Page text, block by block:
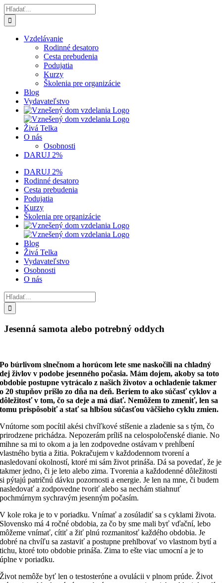
Skip
to
content
Hľadať:
Vzdelávanie
Rodinné desatoro
Cesta prebudenia
Podujatia
Kurzy
Školenia pre organizácie
Blog
Vydavateľstvo
Živá Telka
O nás
Osobnosti
DARUJ 2%
DARUJ 2%
Rodinné desatoro
Cesta prebudenia
Podujatia
Kurzy
Školenia pre organizácie
Blog
Živá Telka
Vydavateľstvo
Osobnosti
O nás
Hľadať:
Jesenná samota alebo potrebný oddych
Po búrlivom slnečnom a horúcom lete sme naskočili na chladný
dej živlov v podobe jesenného počasia. Mám dojem, akoby sa toto
obdobie postupne vytrácalo z našich životov a ochladenie takmer
o 20 stupňov prišlo zo dňa na deň. Beriem to ako súčasť cyklov a
dôležitosť v tom, čo sa deje a má diať. Nemôžem to zmeniť, len sa
tomu prispôsobiť a stať sa hlbšou súčasťou väčšieho cyklu zmien.
Vnútorne som pocítil akési chvíľkové stíšenie a zladenie sa s tým, čo
prirodzene prichádza. Nepozerám príliš na celospoločenské dianie. No
mihne sa mi to okom a ja len zodpovedne ostávam v prehĺbení
vlastného bytia a žitia. Pokračujem v každodennom tvorení a
nasledovaní okolností, ktoré mi sám život prináša. Dá sa povedať, že je
takmer jedno, či je leto alebo zima. Tvorenia a každodenné dôležitosti
si pýtajú patričnú dávku pozornosti a energie. Je len na mne, či budem
nasledovať a zodpovedne tvoriť alebo sa nechám stiahnuť
pochmúrnym sychravým jesenným počasím.
V kole roka je to v poriadku. Vnímať a zosúladiť sa s cyklami života.
Slovensko má 4 ročné obdobia, za čo by sme mali byť vďační, lebo
môžeme vnímať, cítiť a žiť plnú rozmanitosť každého obdobia. Je
dobré na chvíľu sa zastaviť a postupne prehlbovať vo vlastnom bytí a
tichu, ktoré toto obdobie prináša. Zima to ešte viac umocní a je to
úplne v poriadku.
Život nemôže byť len o testosteróne a ovulácii v plnom prúde. Život